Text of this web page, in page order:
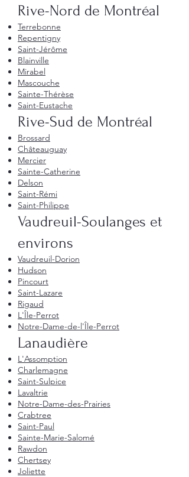
Rive-Nord de Montréal
Terrebonne
Repentigny
Saint-Jérôme
Blainville
Mirabel
Mascouche
Sainte-Thérèse
Saint-Eustache
Rive-Sud de Montréal
Brossard
Châteauguay
Mercier
Sainte-Catherine
Delson
Saint-Rémi
Saint-Philippe
Vaudreuil-Soulanges et
environs
Vaudreuil-Dorion
Hudson
Pincourt
Saint-Lazare
Rigaud
L'Île-Perrot
Notre-Dame-de-l'Île-Perrot
Lanaudière
L'Assomption
Charlemagne
Saint-Sulpice
Lavaltrie
Notre-Dame-des-Prairies
Crabtree
Saint-Paul
Sainte-Marie-Salomé
Rawdon
Chertsey
Joliette